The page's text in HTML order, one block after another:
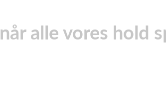
alle vores hold